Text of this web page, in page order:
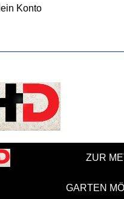
Konto
ZUR
GARTEN